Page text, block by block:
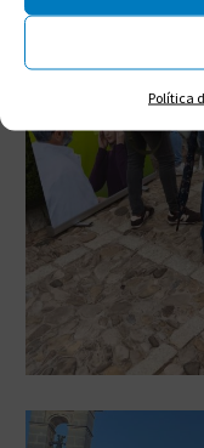
Política